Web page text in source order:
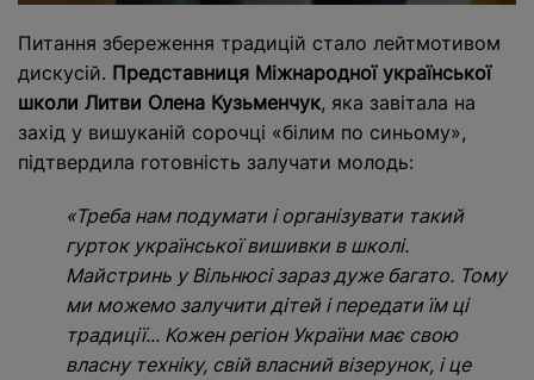
Питання збереження традицій стало лейтмотивом
дискусій. Представниця Міжнародної української
школи Литви Олена Кузьменчук, яка завітала на
захід у вишуканій сорочці «білим по синьому»,
підтвердила готовність залучати молодь:
«Треба нам подумати і організувати такий
гурток української вишивки в школі.
Майстринь у Вільнюсі зараз дуже багато. Тому
ми можемо залучити дітей і передати їм ці
традиції... Кожен регіон України має свою
власну техніку, свій власний візерунок, і це